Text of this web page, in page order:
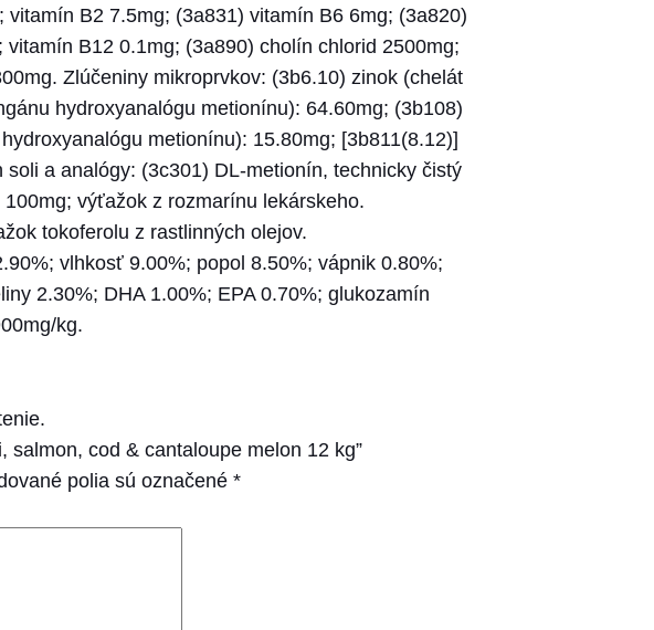
B2 7.5mg; (3a831) vitamín B6 6mg; (3a820)
B12 0.1mg; (3a890) cholín chlorid 2500mg;
Zlúčeniny mikroprvkov: (3b6.10) zinok (chelát
hydroxyanalógu metionínu): 64.60mg; (3b108)
metionínu): 15.80mg; [3b811(8.12)]
a analógy: (3c301) DL-metionín, technicky čistý
výťažok z rozmarínu lekárskeho.
tokoferolu z rastlinných olejov.
vlhkosť 9.00%; popol 8.50%; vápnik 0.80%;
2.30%; DHA 1.00%; EPA 0.70%; glukozamín
kg.
salmon, cod & cantaloupe melon 12 kg”
polia sú označené *